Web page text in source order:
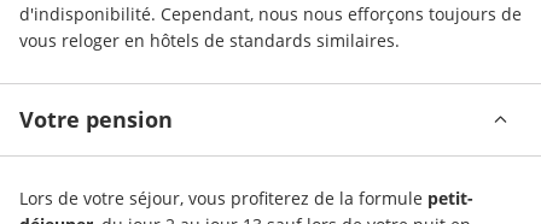
d'indisponibilité. Cependant, nous nous efforçons toujours de
vous reloger en hôtels de standards similaires.
Votre pension
Lors de votre séjour, vous profiterez de la formule petit-